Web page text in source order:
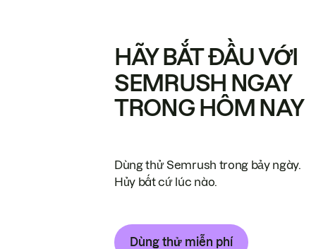
HÃY BẮT ĐẦU VỚI
SEMRUSH NGAY
TRONG HÔM NAY
Dùng thử Semrush trong bảy ngày.
Hủy bất cứ lúc nào.
Dùng thử miễn phí